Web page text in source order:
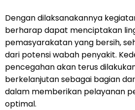
Dengan dilaksanakannya
berharap dapat menciptakan
pemasyarakatan yang bersih,
dari potensi wabah penyakit.
pencegahan akan terus
berkelanjutan sebagai bagian
dalam memberikan pelayanan
optimal.